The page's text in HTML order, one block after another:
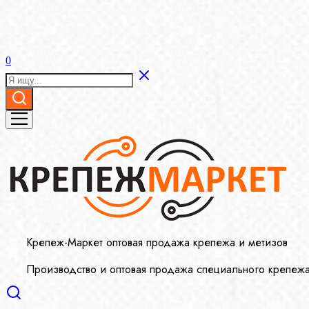
0
Крепеж-Маркет оптовая продажа крепежа и метизов
Производство и оптовая продажа специального